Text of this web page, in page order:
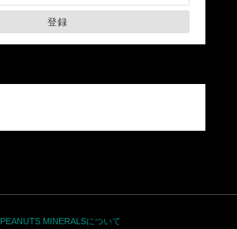
登録
PEANUTS MINERALSについて